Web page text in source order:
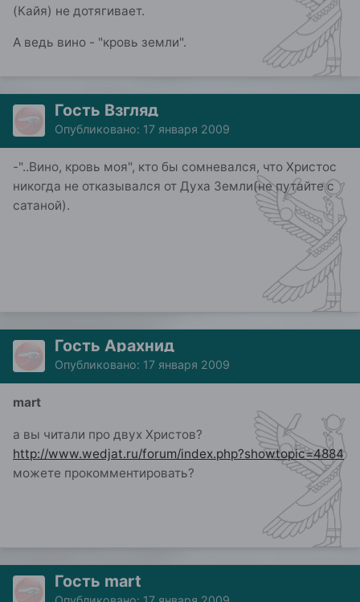
(Кайя) не дотягивает.
А ведь вино - "кровь земли".
Гость Взгляд
Опубликовано: 17 января 2009
-"..Вино, кровь моя", кто бы сомневался, что Христос
никогда не отказывался от Духа Земли(не путайте с
сатаной).
Гость Арахнид
Опубликовано: 17 января 2009
mart
а вы читали про двух Христов?
http://www.wedjat.ru/forum/index.php?showtopic=4884
можете прокомментировать?
Гость mart